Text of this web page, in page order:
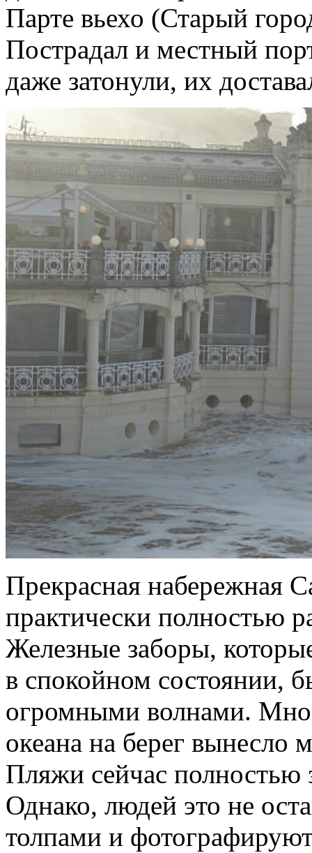
Парте вьехо (Старый
Пострадал и местный
даже затонули, их
Прекрасная набережная
практически полностью
Железные заборы,
в спокойном состоянии,
огромными волнами.
океана на берег вынесло
Пляжи сейчас
Однако, людей это не
толпами и